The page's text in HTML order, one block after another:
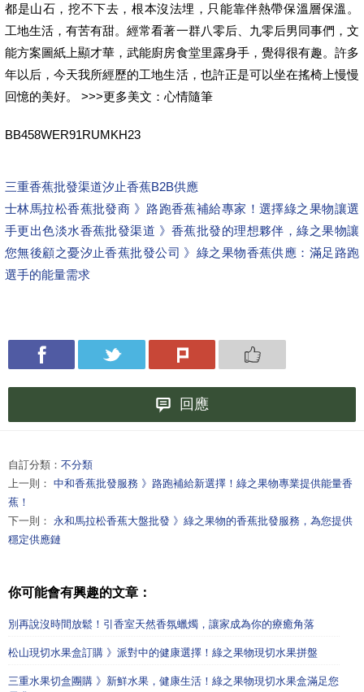
都是山石，挖不下去，根本沒法埋，只能靠伴熱帶保溫層保溫。
工地生活，有苦有甜。經常看著一群八零后、九零后男同事們，文
能方案圖紙上顯才華，武能廚房食堂里露身手，覺得很有趣。許多
年以后，今天我所經歷的工地生活，也許正是可以坐在搖椅上慢慢
回憶的美好。 >>>更多美文：心情隨筆
BB458WER91RUMKH23
三重香蕉批發渠道汐止香蕉B2B供應
士林馬拉松香蕉批發商 》路跑香蕉補給專家！選擇綠之果物讓選
手更出色淡水香蕉批發渠道 》香蕉批發的理想夥伴，綠之果物讓
您無後顧之憂汐止香蕉批發公司 》綠之果物香蕉供應：滿足路跑
選手的能量需求
回應
自訂分類： 不分類
上一則： 中和香蕉批發服務 》路跑補給新選擇！綠之果物專業提供能量香
蕉！
下一則： 永和馬拉松香蕉大盤批發 》綠之果物的香蕉批發服務，為您提供
穩定供應鏈
你可能會有興趣的文章：
別再說沒時間放鬆！引香室天然香氛蠟燭，讓家成為你的療癒角落
松山現切水果盒訂購 》派對中的健康選擇！綠之果物現切水果拼盤
三重水果切盒團購 》新鮮水果，健康生活！綠之果物現切水果盒滿足您